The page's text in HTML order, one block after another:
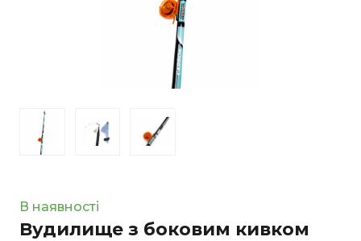
В наявності
Вудилище з боковим кивком